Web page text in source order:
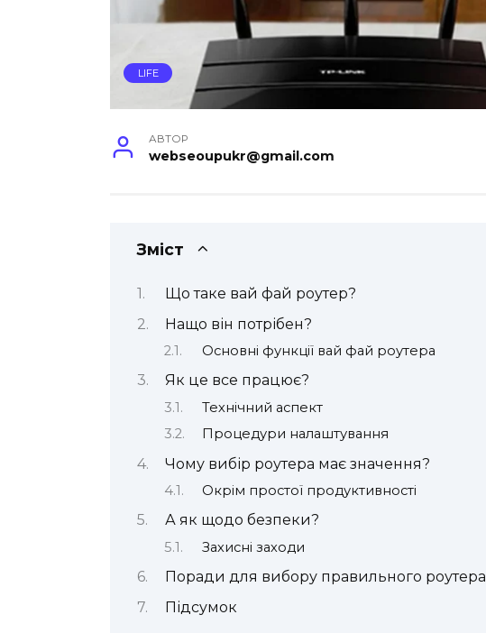
LIFE
АВТОР
webseoupukr@gmail.com
Зміст
Що таке вай фай роутер?
Нащо він потрібен?
Основні функції вай фай роутера
Як це все працює?
Технічний аспект
Процедури налаштування
Чому вибір роутера має значення?
Окрім простої продуктивності
А як щодо безпеки?
Захисні заходи
Поради для вибору правильного роутера
Підсумок